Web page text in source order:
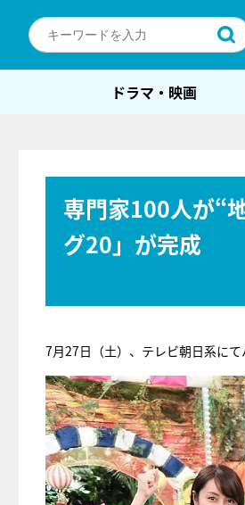
ドラマ・映画
専門家100人が“
グ20」が完成
7月27日（土）、テレビ朝日系にて